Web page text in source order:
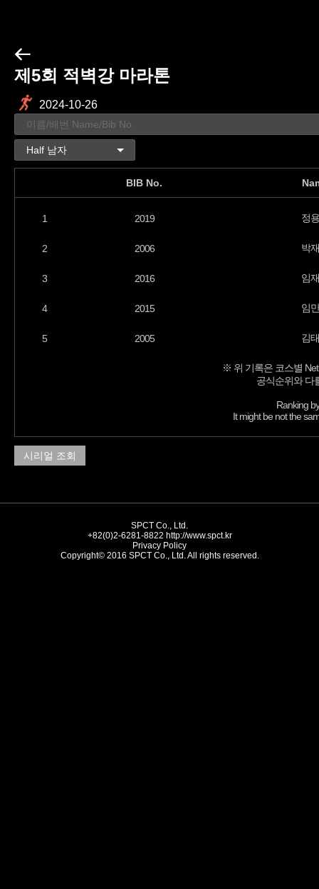
제5회 적벽강 마라톤
2024-10-26
BIB No.
1 2019 정
2 2006 박
3 2016 임
4 2015 임
5 2005 김
※ 위 기록은 코스별
공식순위와 다
Ranking
It might be not the
시리얼 조회
SPCT Co., Ltd.
+82(0)2-6281-8822 http://www.spct.kr
Privacy Policy
Copyright© 2016 SPCT Co., Ltd. All rights reserved.